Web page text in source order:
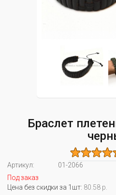
Браслет
Артикул:
01-2066
Под заказ
Цена без скидки за 1шт: 80.58 р.